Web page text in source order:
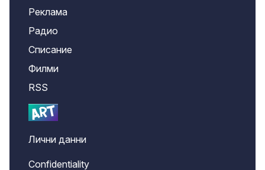
Реклама
Радио
Списание
Филми
RSS
Лични данни
Confidentiality